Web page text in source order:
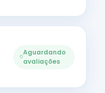
Aguardando
avaliações